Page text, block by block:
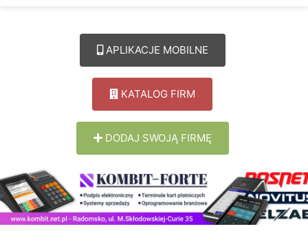
APLIKACJE MOBILNE
KATALOG FIRM
DODAJ SWOJĄ FIRMĘ